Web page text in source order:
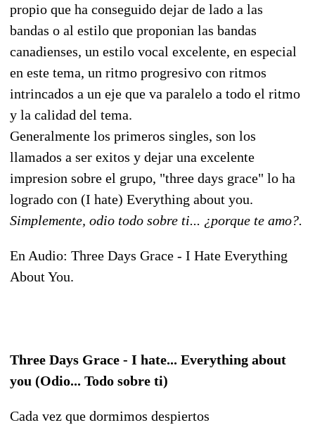
propio que ha conseguido dejar de lado a las
bandas o al estilo que proponian las bandas
canadienses, un estilo vocal excelente, en especial
en este tema, un ritmo progresivo con ritmos
intrincados a un eje que va paralelo a todo el ritmo
y la calidad del tema.
Generalmente los primeros singles, son los
llamados a ser exitos y dejar una excelente
impresion sobre el grupo, "three days grace" lo ha
logrado con (I hate) Everything about you.
Simplemente, odio todo sobre ti... ¿porque te amo?.
En Audio: Three Days Grace - I Hate Everything
About You.
Three Days Grace - I hate... Everything about
you (Odio... Todo sobre ti)
Cada vez que dormimos despiertos